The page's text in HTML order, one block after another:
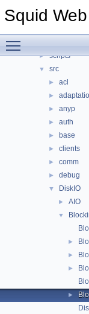
Squid
► doc
► scripts
▼ src
► acl
►
► anyp
► auth
► base
► clients
► comm
► debug
▼ DiskIO
► AIO
▼
►
►
►
►